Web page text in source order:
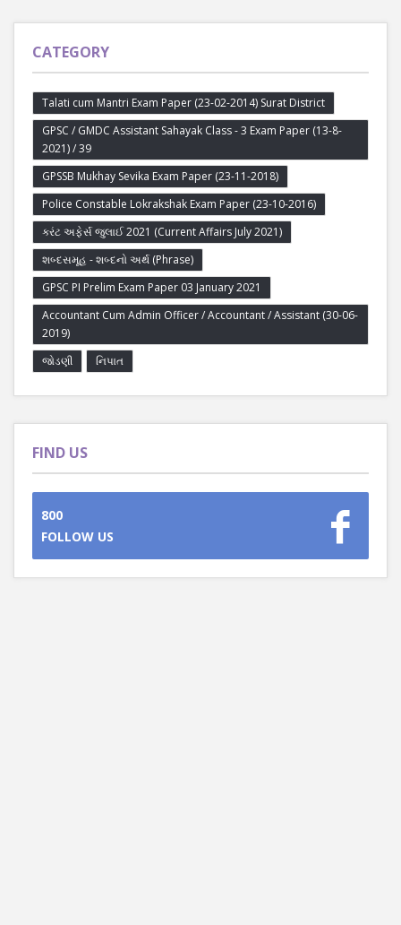
CATEGORY
Talati cum Mantri Exam Paper (23-02-2014) Surat District
GPSC / GMDC Assistant Sahayak Class - 3 Exam Paper (13-8-
2021) / 39
GPSSB Mukhay Sevika Exam Paper (23-11-2018)
Police Constable Lokrakshak Exam Paper (23-10-2016)
કરંટ અફેર્સ જુલાઈ 2021 (Current Affairs July 2021)
શબ્દસમૂહ - શબ્દનો અર્થ (Phrase)
GPSC PI Prelim Exam Paper 03 January 2021
Accountant Cum Admin Officer / Accountant / Assistant (30-06-
2019)
જોડણી
નિપાત
FIND US
800
FOLLOW US